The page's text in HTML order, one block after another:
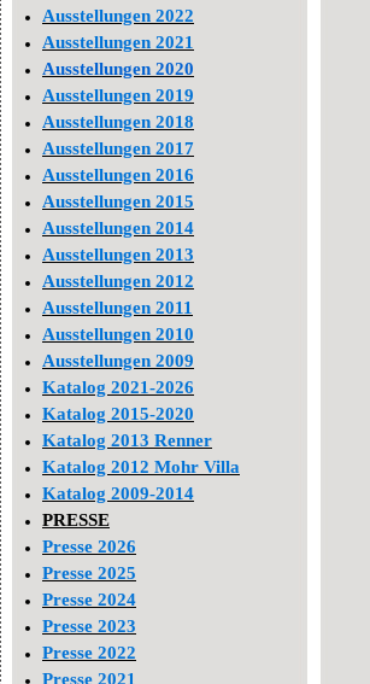
Ausstellungen 2022
Ausstellungen 2021
Ausstellungen 2020
Ausstellungen 2019
Ausstellungen 2018
Ausstellungen 2017
Ausstellungen 2016
Ausstellungen 2015
Ausstellungen 2014
Ausstellungen 2013
Ausstellungen 2012
Ausstellungen 2011
Ausstellungen 2010
Ausstellungen 2009
Katalog 2021-2026
Katalog 2015-2020
Katalog 2013 Renner
Katalog 2012 Mohr Villa
Katalog 2009-2014
PRESSE
Presse 2026
Presse 2025
Presse 2024
Presse 2023
Presse 2022
Presse 2021